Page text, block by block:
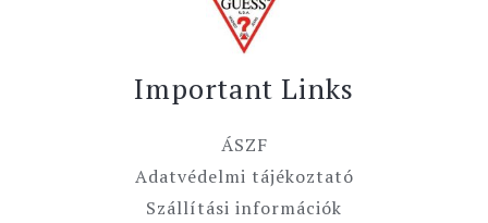
Important Links
ÁSZF
Adatvédelmi tájékoztató
Szállítási információk